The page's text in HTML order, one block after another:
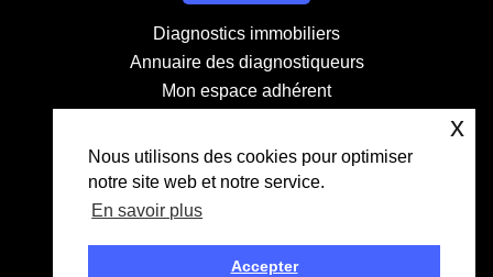
Diagnostics immobiliers
Annuaire des diagnostiqueurs
Mon espace adhérent
Contact
04 81 09 71 90
Nous utilisons des cookies pour optimiser
notre site web et notre service.
En savoir plus
Accepter
x